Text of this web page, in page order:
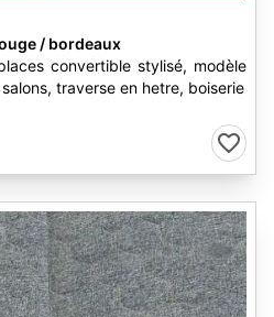
/ bordeaux
convertible stylisé, modèle
traverse en hetre, boiserie